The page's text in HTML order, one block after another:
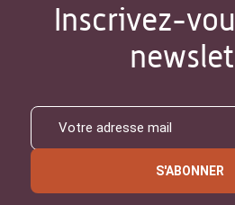
Inscrivez-
S'ABONNER